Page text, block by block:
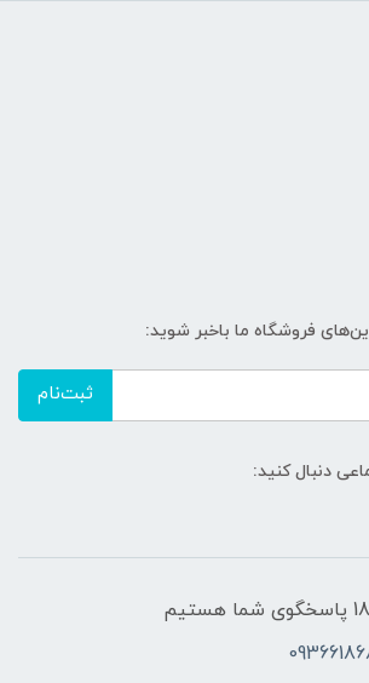
فروشگاه ما باخبر شوید:
ثبت‌نام
دنبال کنید: